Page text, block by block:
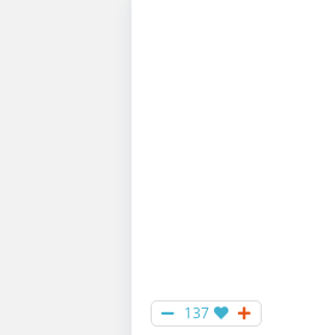
137